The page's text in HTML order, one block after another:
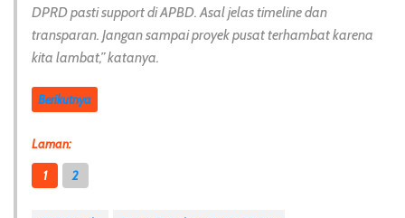
DPRD pasti support di APBD. Asal jelas timeline dan
transparan. Jangan sampai proyek pusat terhambat karena
kita lambat,” katanya.
Berikutnya
Laman:
1
2